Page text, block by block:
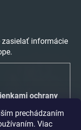
prechádzaním
Viac
zasielať informácie
ochrany